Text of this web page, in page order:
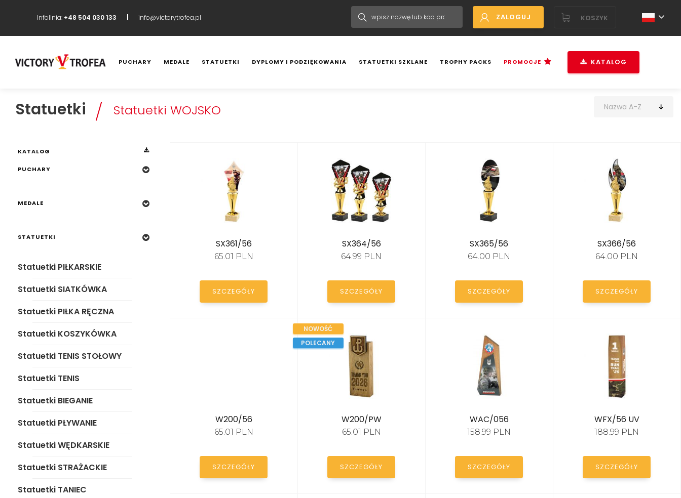
PUCHARY MEDALE STATUETKI DYPLOMY I PODZIĘKOWANIA STATUETKI SZKLANE TROPHY PACKS PROMOCJE KATALOG
Statuetki PIŁKA RĘCZNA
WALKI
Infolinia: +48 504 030 133 info@victorytrofea.pl ZALOGUJ KOSZYK
Statuetki Statuetki WOJSKO
KATALOG
PUCHARY
MEDALE
STATUETKI
Statuetki PIŁKARSKIE
Statuetki SIATKÓWKA
Statuetki PIŁKA RĘCZNA
Statuetki KOSZYKÓWKA
Statuetki TENIS STOŁOWY
Statuetki TENIS
Statuetki BIEGANIE
Statuetki PŁYWANIE
Statuetki WĘDKARSKIE
Statuetki STRAŻACKIE
Statuetki TANIEC
SX361/56
65.01 PLN
SZCZEGÓŁY
SX364/56
64.99 PLN
SZCZEGÓŁY
SX365/56
64.00 PLN
SZCZEGÓŁY
SX366/56
64.00 PLN
SZCZEGÓŁY
W200/56
65.01 PLN
SZCZEGÓŁY
NOWOŚĆ
POLECANY
W200/PW
65.01 PLN
SZCZEGÓŁY
WAC/056
158.99 PLN
SZCZEGÓŁY
WFX/56 UV
188.99 PLN
SZCZEGÓŁY